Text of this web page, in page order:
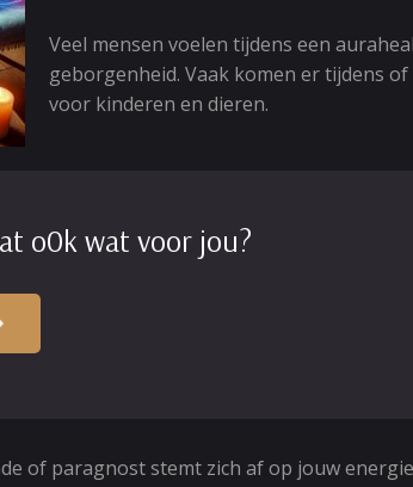
Veel mensen voelen tijdens een
geborgenheid. Vaak komen er tijdens
voor kinderen en dieren.
o0k wat voor jou?
of paragnost stemt zich af op jouw